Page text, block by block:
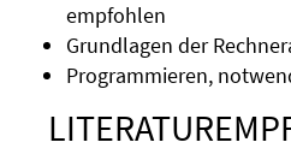
empfohlen
Grundlagen der
Programmieren,